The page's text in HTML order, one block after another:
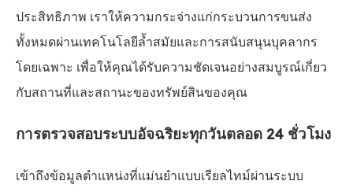
ประสิทธิภาพ เราให้ความกระจ่างแก่กระบวนการขนส่ง
ทั้งหมดผ่านเทคโนโลยีล้ำสมัยและการสนับสนุนบุคลากร
โดยเฉพาะ เพื่อให้คุณได้รับความชัดเจนอย่างสมบูรณ์เกี่ยว
กับสถานที่และสถานะของทรัพย์สินของคุณ
การตรวจสอบระบบอัจฉริยะทุกวันตลอด 24 ชั่วโมง
เข้าถึงข้อมูลตำแหน่งที่แม่นยำแบบเรียลไทม์ผ่านระบบ